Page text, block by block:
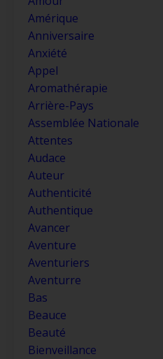
Amérique
Anniversaire
Anxiété
Appel
Aromathérapie
Arrière-Pays
Assemblée Nationale
Attentes
Audace
Auteur
Authenticité
Authentique
Avancer
Aventure
Aventuriers
Aventurre
Bas
Beauce
Beauté
Bienveillance